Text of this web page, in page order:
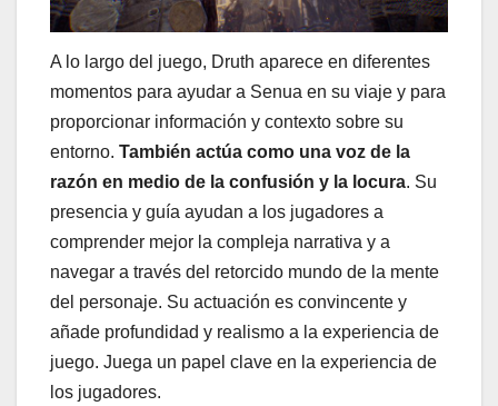
A lo largo del juego, Druth aparece en diferentes
momentos para ayudar a Senua en su viaje y para
proporcionar información y contexto sobre su
entorno. También actúa como una voz de la
razón en medio de la confusión y la locura. Su
presencia y guía ayudan a los jugadores a
comprender mejor la compleja narrativa y a
navegar a través del retorcido mundo de la mente
del personaje. Su actuación es convincente y
añade profundidad y realismo a la experiencia de
juego. Juega un papel clave en la experiencia de
los jugadores.